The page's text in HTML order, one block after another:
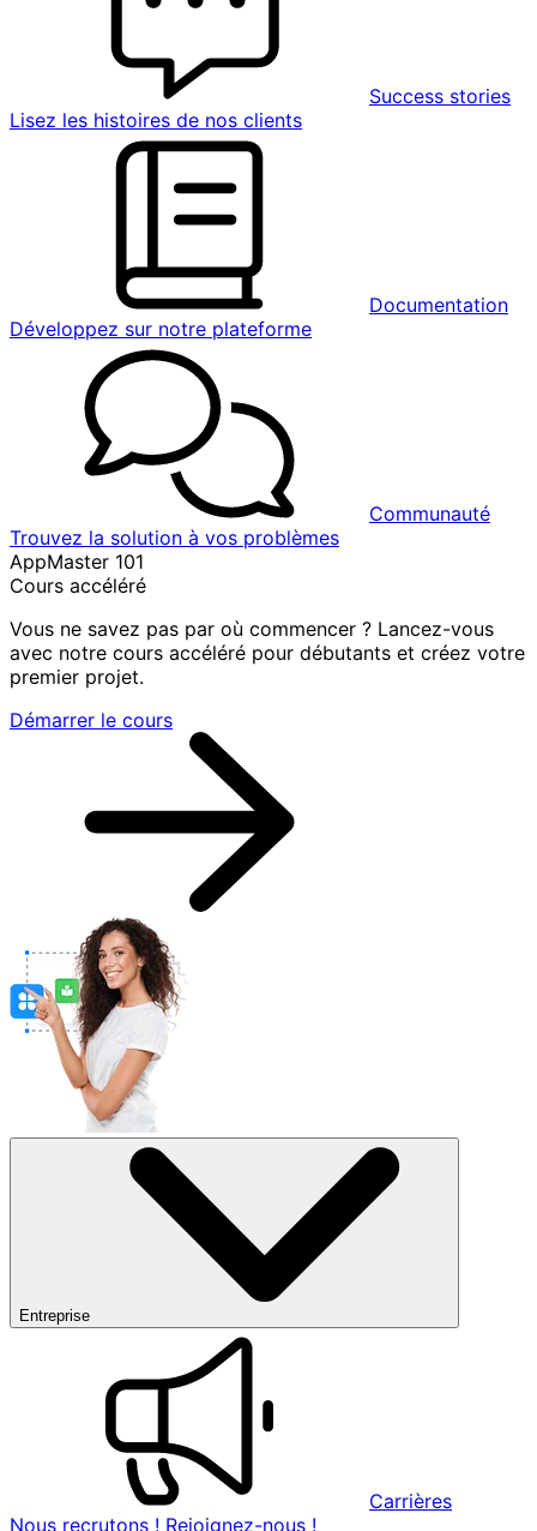
Success stories
Lisez les histoires de nos clients
Documentation
Développez sur notre plateforme
Communauté
Trouvez la solution à vos problèmes
AppMaster 101
Cours accéléré
Vous ne savez pas par où commencer ? Lancez-vous
avec notre cours accéléré pour débutants et créez votre
premier projet.
Démarrer le cours
Entreprise
Carrières
Nous recrutons ! Rejoignez-nous !